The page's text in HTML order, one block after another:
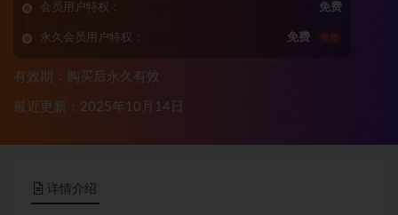
会员用户特权： 免费
永久会员用户特权： 免费 推荐
有效期：购买后永久有效
最近更新：2025年10月14日
详情介绍